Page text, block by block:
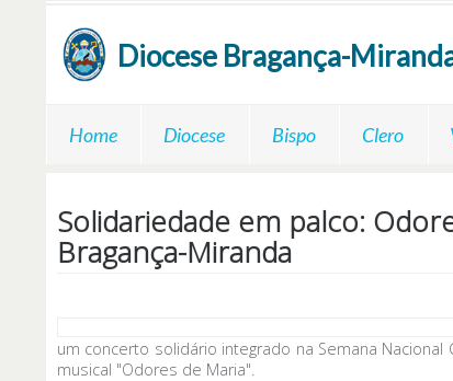
Diocese Bragança-
Home Diocese Bispo Clero
Solidariedade em palco:
Bragança-Miranda
um concerto solidário integrado na Semana
musical "Odores de Maria".